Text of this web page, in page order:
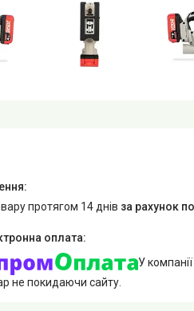
протягом 14 днів за рахунок
У
не покидаючи сайту.